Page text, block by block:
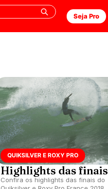
Seja Pro
QUIKSILVER E ROXY PRO
Highlights das finais
Confira os highlights das finais do